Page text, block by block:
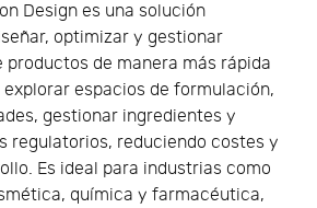
Design es una solución
optimizar y gestionar
de manera más rápida
espacios de formulación,
gestionar ingredientes y
regulatorios, reduciendo costes y
Es ideal para industrias como
química y farmacéutica,